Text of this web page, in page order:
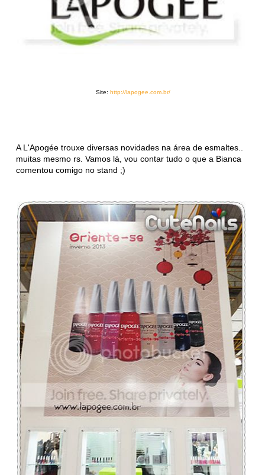
Site: http://lapogee.com.br/
A L'Apogée trouxe diversas novidades na área de esmaltes..
muitas mesmo rs. Vamos lá, vou contar tudo o que a Bianca
comentou comigo no stand ;)